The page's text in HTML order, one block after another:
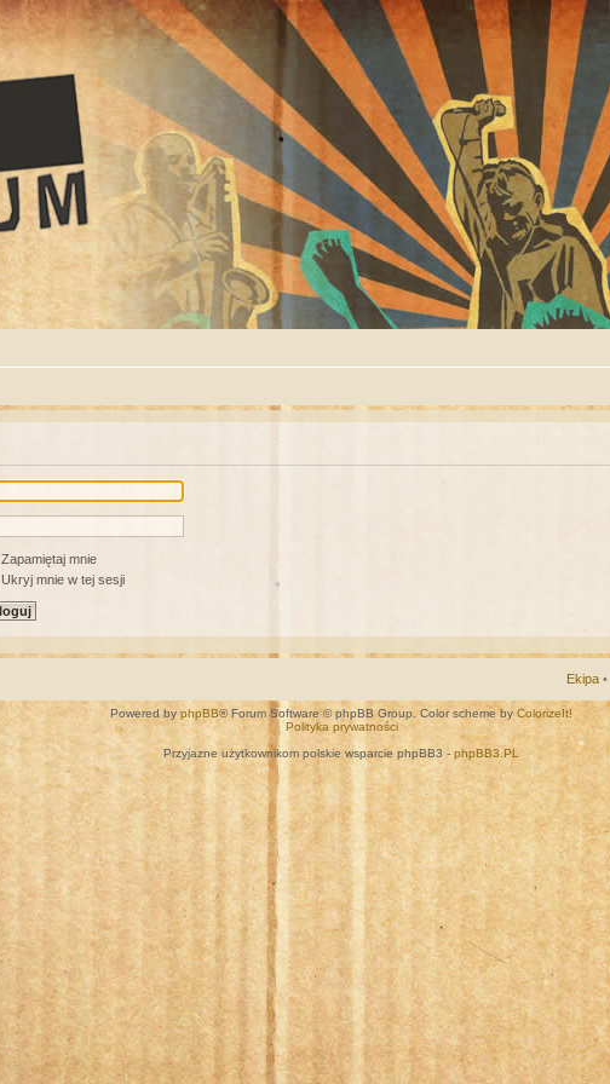
Zapamiętaj mnie
Ukryj mnie w tej sesji
Ekipa •
Powered by phpBB® Forum Software © phpBB Group. Color scheme by ColorizeIt!
Polityka prywatności
Przyjazne użytkownikom polskie wsparcie phpBB3 - phpBB3.PL